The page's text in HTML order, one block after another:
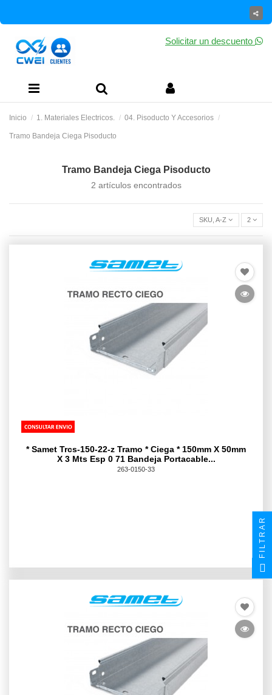
Solicitar un descuento
Inicio 1. Materiales Electricos. 04. Pisoducto Y Accesorios
Tramo Bandeja Ciega Pisoducto
Tramo Bandeja Ciega Pisoducto
2 artículos encontrados
SKU,
* Samet Trcs-150-22-z Tramo * Ciega * 150mm X 50mm
X 3 Mts Esp 0 71 Bandeja Portacable...
263-0150-33
FILTRAR